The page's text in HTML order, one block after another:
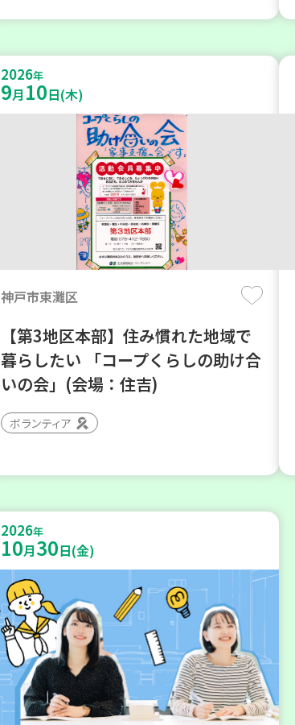
2026年
9月 10日(木)
神戸市東灘区
【第3地区本部】住み慣れた地域で
暮らしたい 「コープくらしの助け合
いの会」(会場：住吉)
ボランティア
2026年
10月30日(金)